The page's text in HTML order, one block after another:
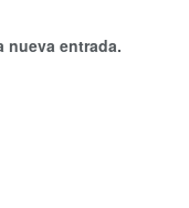
nueva entrada.